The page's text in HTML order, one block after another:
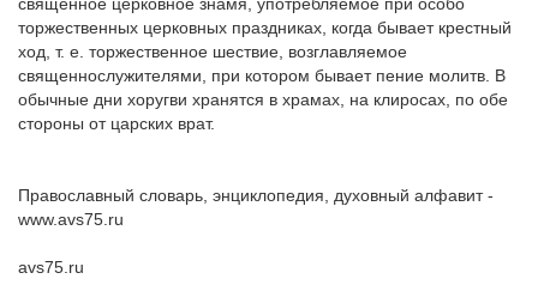
торжественных церковных праздниках, когда бывает крестный
ход, т. е. торжественное шествие, возглавляемое
священнослужителями, при котором бывает пение молитв. В
обычные дни хоругви хранятся в храмах, на клиросах, по обе
стороны от царских врат.
Православный словарь, энциклопедия, духовный алфавит -
www.avs75.ru
avs75.ru